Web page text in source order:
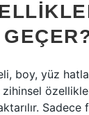
boy, yüz